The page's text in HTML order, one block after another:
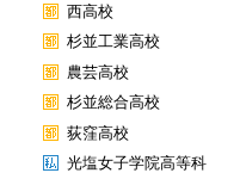
西高校
杉並工業高校
農芸高校
杉並総合高校
荻窪高校
光塩女子学院高等科